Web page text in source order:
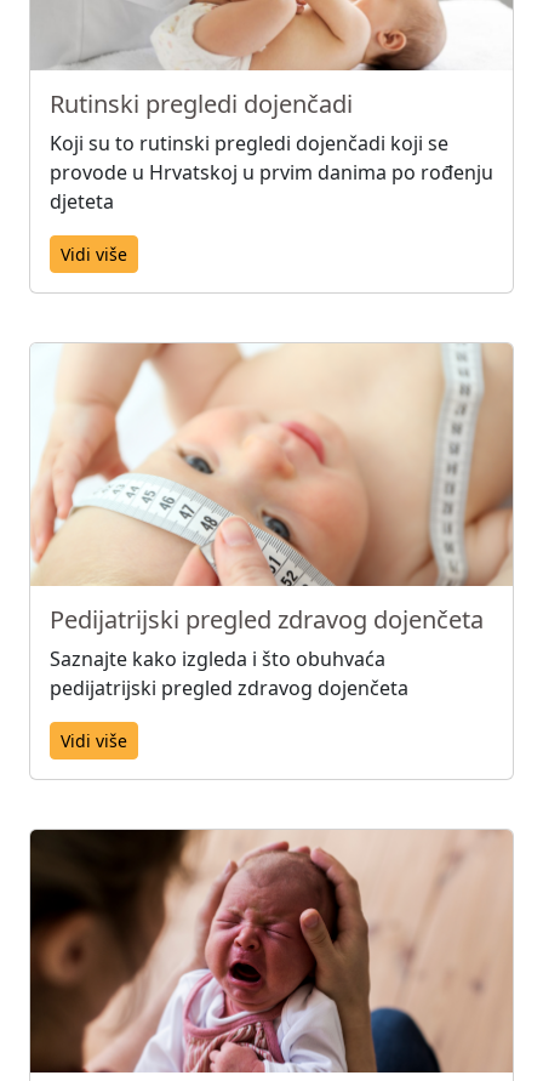
Rutinski pregledi dojenčadi
Koji su to rutinski pregledi dojenčadi koji se
provode u Hrvatskoj u prvim danima po rođenju
djeteta
Vidi više
Pedijatrijski pregled zdravog dojenčeta
Saznajte kako izgleda i što obuhvaća
pedijatrijski pregled zdravog dojenčeta
Vidi više